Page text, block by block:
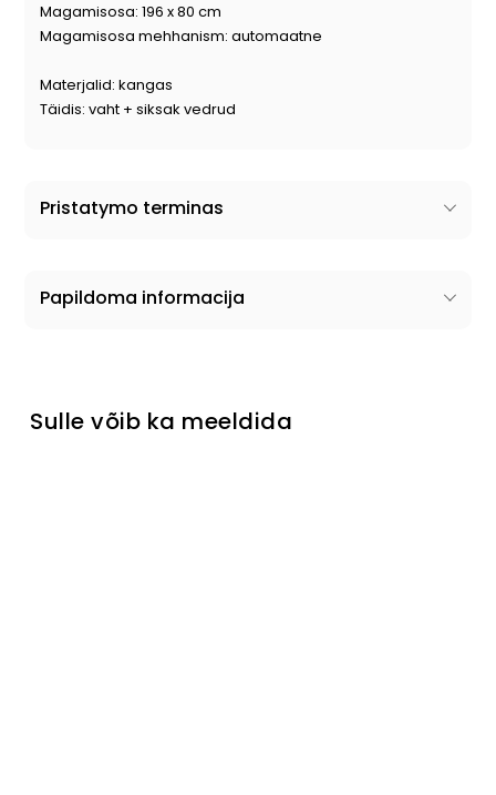
Magamisosa: 196 x 80 cm
Magamisosa mehhanism: automaatne
Materjalid: kangas
Täidis: vaht + siksak vedrud
Pristatymo terminas
Papildoma informacija
Sulle võib ka meeldida